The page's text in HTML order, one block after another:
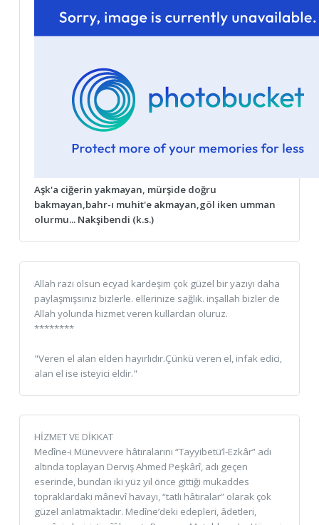
Aşk'a ciğerin yakmayan, mürşide doğru
bakmayan,bahr-ı muhit'e akmayan,göl iken umman
olurmu... Nakşibendi (k.s.)
Allah razı olsun ecyad kardeşim çok güzel bir yazıyı daha
paylaşmışsınız bizlerle. ellerinize sağlık. inşallah bizler de
Allah yolunda hizmet veren kullardan oluruz.
********
"Veren el alan elden hayırlıdır.Çünkü veren el, infak edici,
alan el ise isteyici eldir."
HİZMET VE DİKKAT
Medîne-i Münevvere hâtıralarını “Tayyibetü’l-Ezkâr” adı
altında toplayan Derviş Ahmed Peşkârî, adı geçen
eserinde, bundan iki yüz yıl önce gittiği mukaddes
topraklardaki mânevî havayı, “tatlı hâtıralar” olarak çok
güzel anlatmaktadır. Medîne’deki edepleri, âdetleri,